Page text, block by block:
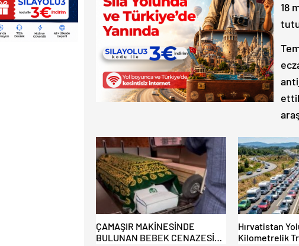
18
ÇAMAŞIR MAKİNESİNDE
BULUNAN BEBEK CENAZESİ
Hırvatistan
Kilometrelik